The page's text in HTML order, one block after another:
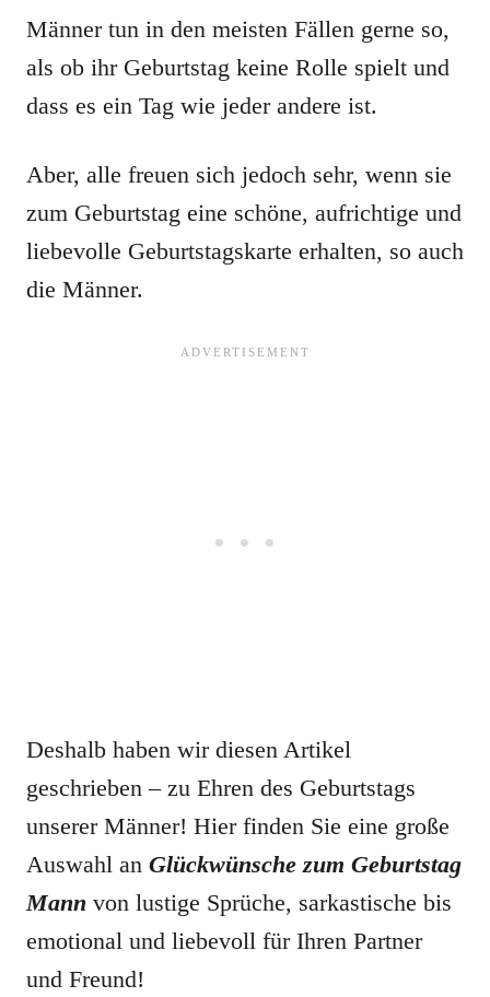
Männer tun in den meisten Fällen gerne so,
als ob ihr Geburtstag keine Rolle spielt und
dass es ein Tag wie jeder andere ist.
Aber, alle freuen sich jedoch sehr, wenn sie
zum Geburtstag eine schöne, aufrichtige und
liebevolle Geburtstagskarte erhalten, so auch
die Männer.
Deshalb haben wir diesen Artikel
geschrieben – zu Ehren des Geburtstags
unserer Männer! Hier finden Sie eine große
Auswahl an Glückwünsche zum Geburtstag
Mann von lustige Sprüche, sarkastische bis
emotional und liebevoll für Ihren Partner
und Freund!